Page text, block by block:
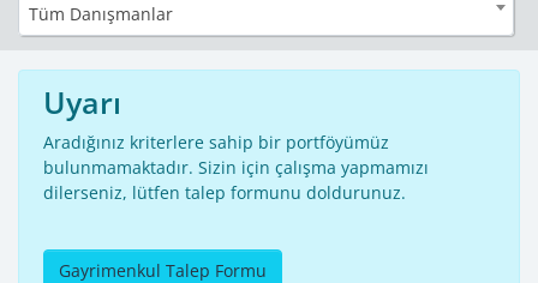
Tüm Danışmanlar
Uyarı
Aradığınız kriterlere sahip bir portföyümüz
bulunmamaktadır. Sizin için çalışma yapmamızı
dilerseniz, lütfen talep formunu doldurunuz.
Gayrimenkul Talep Formu